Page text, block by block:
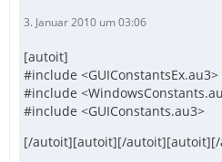
3. Januar 2010 um 03:06
[autoit]
#include <GUIConstantsEx.au3>
#include
#include <GUIConstants.au3>
[/autoit][autoit][/